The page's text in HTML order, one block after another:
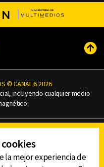
© CANAL 6 2026
incluyendo cualquier medio
AUDIENCIAS
la mejor experiencia de